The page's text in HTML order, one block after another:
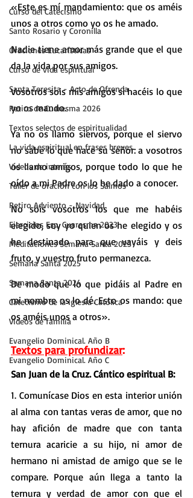
Curso del Catecismo
Santo Rosario y Coronilla
Oraciones Eucarísticas
Curso de vida espiritual
Santa Teresita - Acto de Ofrenda
Retiro de Cuaresma 2026
Textos selectos de espiritualidad
La vida espiritual en frases breves
Vídeos de interés
Taller de oración con los Salmos
Retiro Adviento - Navidad
Ejercicios Esp. Cuaresma 2023
Meditaciones Semana Santa 2023
Semana Santa 2025
Semana Santa 2024
Catecismo de la Iglesia Católica
Vídeos de familia
Evangelio Dominical. Año B
Evangelio Dominical. Año C
«Este es mí mandamiento: que os améis
unos a otros como yo os he amado.
Nadie tiene amor más grande que el que
da la vida por sus amigos.
Vosotros sois mis amigos si hacéis lo que
yo os mando.
Ya no os llamo siervos, porque el siervo
no sabe lo que hace su señor: a vosotros
os llamo amigos, porque todo lo que he
oído a mi Padre os lo he dado a conocer.
No sois vosotros los que me habéis
elegido, soy yo quien os he elegido y os
he destinado para que vayáis y deis
fruto, y vuestro fruto permanezca.
De modo que lo que pidáis al Padre en
mi nombre os lo dé. Esto os mando: que
os améis unos a otros».
Textos para profundizar:
San Juan de la Cruz. Cántico espiritual B:
1. Comunícase Dios en esta interior unión
al alma con tantas veras de amor, que no
hay afición de madre que con tanta
ternura acaricie a su hijo, ni amor de
hermano ni amistad de amigo que se le
compare. Porque aún llega a tanto la
ternura y verdad de amor con que el